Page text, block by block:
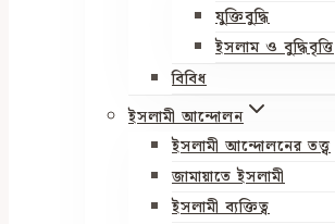
যুক্তিবুদ্ধি
ইসলাম ও বুদ্ধিবৃত্তি
বিবিধ
ইসলামী আন্দোলন
ইসলামী আন্দোলনের তত্ত্ব
জামায়াতে ইসলামী
ইসলামী ব্যক্তিত্ব